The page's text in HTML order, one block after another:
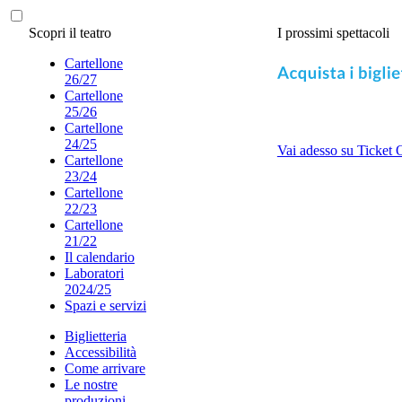
Scopri il teatro
Cartellone
26/27
Cartellone
25/26
Cartellone
24/25
Cartellone
23/24
Cartellone
22/23
Cartellone
21/22
Il calendario
Laboratori
2024/25
Spazi e servizi
Biglietteria
Accessibilità
Come arrivare
Le nostre
I prossimi spettacoli
Vai adesso su Ticket